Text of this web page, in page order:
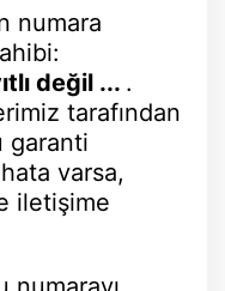
numara
değil ... .
tarafından
garanti
varsa,
iletişime